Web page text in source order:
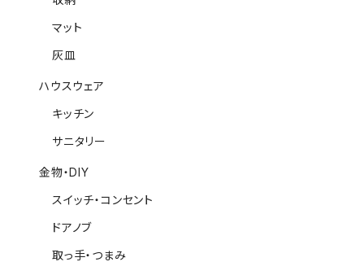
マット
灰皿
ハウスウェア
キッチン
サニタリー
金物・DIY
スイッチ・コンセント
ドアノブ
取っ手・つまみ